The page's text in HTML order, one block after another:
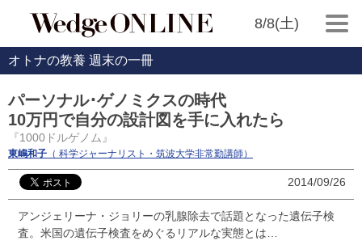
8/8(土)
オトナの教養 週末の一冊
パーソナル･ゲノミクスの時代
10万円で自分の設計図を手に入れたら
『1000ドルゲノム』
東嶋和子 （ 科学ジャーナリスト・筑波大学非常勤講師）
2014/09/26
アンジェリーナ・ジョリーの乳腺除去で話題となった遺伝子検
査。米国の遺伝子検査をめぐるリアルな実態とは…